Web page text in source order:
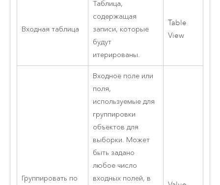
Входная таблица
Таблица,
содержащая
записи, которые
будут
итерированы.
Table
View
Группировать по
Входное поле или
поля,
используемые для
группировки
объектов для
выборки. Может
быть задано
любое число
входных полей, в